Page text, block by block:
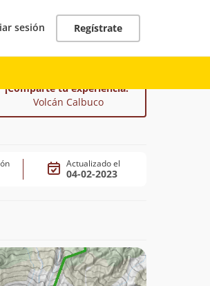
sesión Regístrate
¡Comparte tu experiencia!
Volcán Calbuco
Actualizado el
04-02-2023